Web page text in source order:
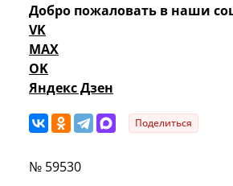
Добро пожаловать в наши
VK
MAX
OK
Яндекс Дзен
Поделиться
№ 59530